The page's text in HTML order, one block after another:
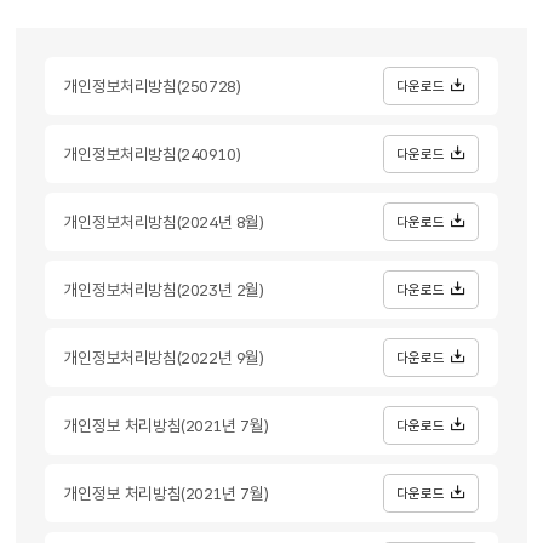
개인정보처리방침(250728) 다운로드
개인정보처리방침(240910) 다운로드
개인정보처리방침(2024년 8월) 다운로드
개인정보처리방침(2023년 2월) 다운로드
개인정보처리방침(2022년 9월) 다운로드
개인정보 처리방침(2021년 7월) 다운로드
개인정보 처리방침(2021년 7월) 다운로드